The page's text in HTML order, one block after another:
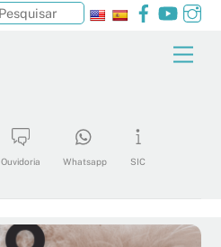
Facebook
Ouvidoria Whatsapp SIC
Pesquisar